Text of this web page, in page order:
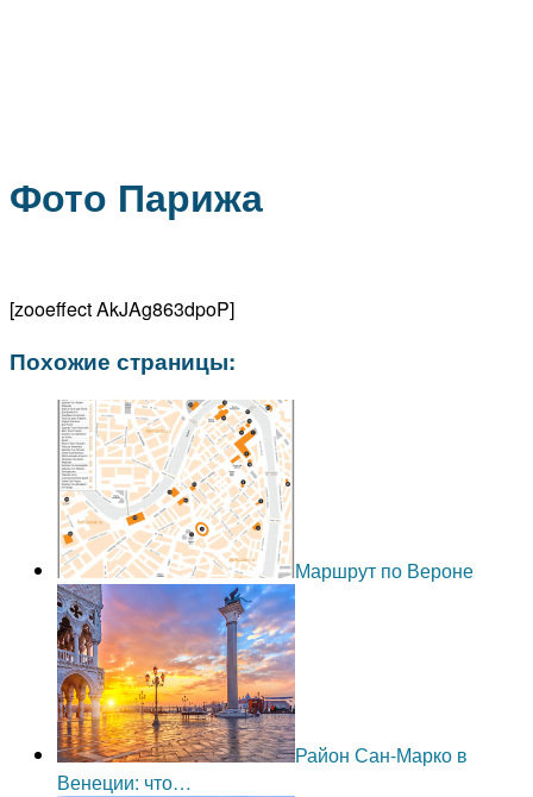
Фото Парижа
[zooeffect AkJAg863dpoP]
Похожие страницы:
Маршрут по Вероне
Район Сан-Марко в
Венеции: что…